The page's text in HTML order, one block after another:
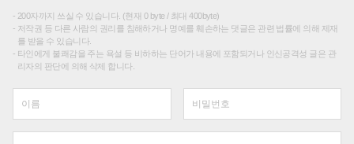
200자까지 쓰실 수 있습니다. (현재 0 byte / 최대 400byte)
저작권 등 다른 사람의 권리를 침해하거나 명예를 훼손하는 댓글은 관련 법률에 의해 제재
를 받을 수 있습니다.
타인에게 불쾌감을 주는 욕설 등 비하하는 단어가 내용에 포함되거나 인신공격성 글은 관
리자의 판단에 의해 삭제 합니다.